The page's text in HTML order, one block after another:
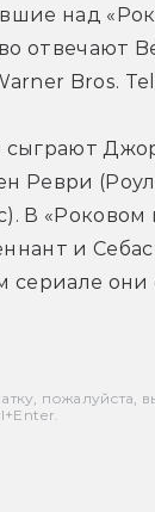
над
отвечают
Bros.
сыграют
Реври
В «Роковом
и
сериале они
пожалуйста,